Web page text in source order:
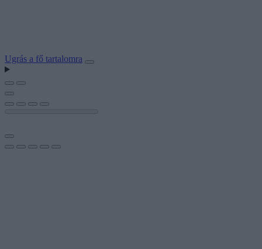
Ugrás a fő tartalomra